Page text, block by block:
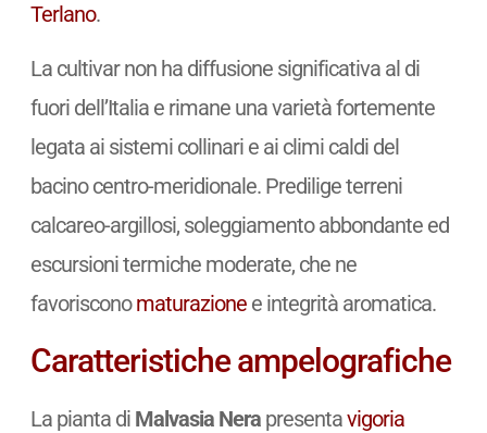
Terlano.
La cultivar non ha diffusione significativa al di
fuori dell’Italia e rimane una varietà fortemente
legata ai sistemi collinari e ai climi caldi del
bacino centro-meridionale. Predilige terreni
calcareo-argillosi, soleggiamento abbondante ed
escursioni termiche moderate, che ne
favorisconomaturazionee integrità aromatica.
Caratteristiche ampelografiche
La pianta di Malvasia Nerapresentavigoria